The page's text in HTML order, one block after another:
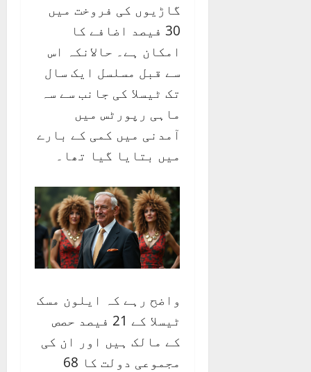
گاڑیوں کی فروخت میں
30 فیصد اضافے کا
امکان ہے۔ حالانکہ اس
سے قبل مسلسل ایک سال
تک ٹیسلا کی جانب سے سہ
ماہی رپورٹس میں
آمدنی میں کمی کے بارے
میں بتایا گیا تھا۔
واضح رہے کہ ایلون مسک
ٹیسلا کے 21 فیصد حصص
کے مالک ہیں اور ان کی
مجموعی دولت کا 68